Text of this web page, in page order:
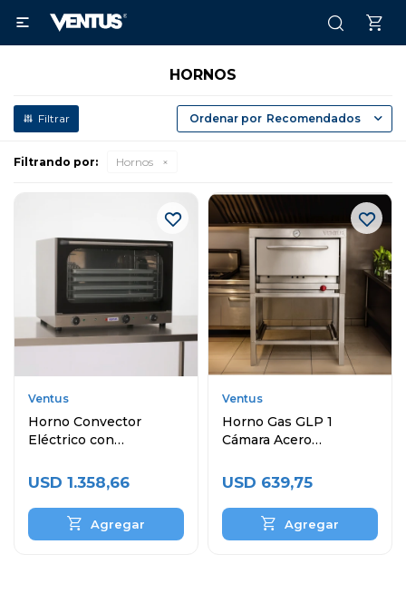

HORNOS
Recomendados
Filtrando por: Hornos
Ventus
Horno Convector
Eléctrico con
60x40 cm
USD 1.358,66
Ventus
Horno Gas GLP 1
Cámara Acero
USD 639,75